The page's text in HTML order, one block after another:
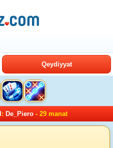
Qeydiyyat
: De_Piero- 29 manat